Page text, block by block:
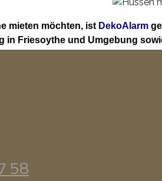
mieten möchten, ist DekoAlarm
in Friesoythe und Umgebung
58